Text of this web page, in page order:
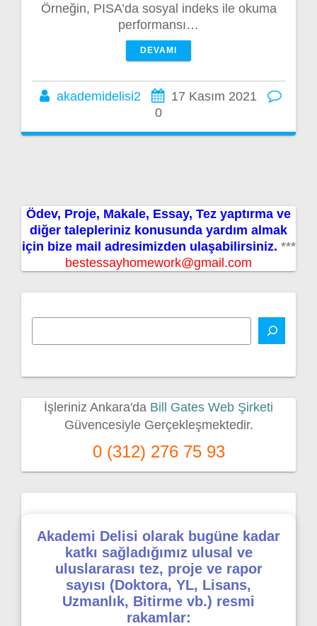
Örneğin, PISA’da sosyal indeks ile okuma
performansı…
DEVAMI
akademidelisi2
17 Kasım 2021
0
Ödev, Proje, Makale, Essay, Tez yaptırma ve
diğer talepleriniz konusunda yardım almak
için bize mail adresimizden ulaşabilirsiniz. ***
bestessayhomework@gmail.com
İşleriniz Ankara'da Bill Gates Web Şirketi
Güvencesiyle Gerçekleşmektedir.
0 (312) 276 75 93
Akademi Delisi olarak bugüne kadar
katkı sağladığımız ulusal ve
uluslararası tez, proje ve rapor
sayısı (Doktora, YL, Lisans,
Uzmanlık, Bitirme vb.) resmi
rakamlar: